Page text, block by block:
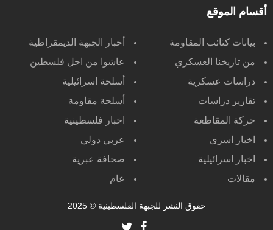
أقسام الموقع
بيانات كتائب المقاومة
أخبار الجبهة الديمقراطية
من تاريخنا العسكري
عاشوا من اجل فلسطين
دراسات عسكرية
أسلحة اسرائيلية
تقارير دراسات
أسلحة مقاومة
حركة المقاطعة
اخبار فلسطينية
اخبار اسرى
عربي دولي
اخبار اسرائيلية
صحافة عبرية
مقالات
عام
حقوق النشر للجبهة الفلسطينية© 2025